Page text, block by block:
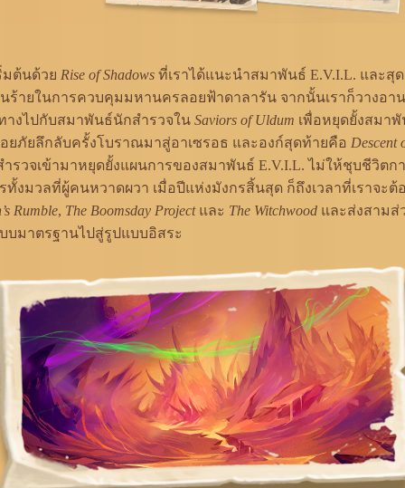
มต้นด้วย Rise of Shadows ที่เราได้แนะนำสมาพันธ์ E.V.I.L. และสุ
ร้ายในการควบคุมมหานครลอยฟ้าดาลารัน จากนั้นเราก็วางอา
างไปกับสมาพันธ์นักสำรวจในSaviors of Uldum เพื่อหยุดยั้งสมาพั
ยภัยลึกลับครั้งโบราณมาสู่อาเซรอธ และองก์สุดท้ายคือ Descent
รวจเข้ามาหยุดยั้งแผนการของสมาพันธ์ E.V.I.L. ไม่ให้ชุบชีวิตก
ทั้งมวลที่ผู้คนหวาดผวา เมื่อปีแห่งมังกรสิ้นสุด ก็ถึงเวลาที่เราจะต้
Rumble, The Boomsday Projectและ The Witchwood และส่งสามส่
บมาตรฐานไปสู่รูปแบบอิสระ